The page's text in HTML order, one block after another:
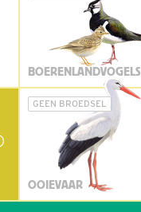
BOERENLANDVOGELS
GEEN BROEDSEL
OOIEVAAR